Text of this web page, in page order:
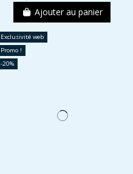
Ajouter au panier
Exclusivité web
Promo !
-20%